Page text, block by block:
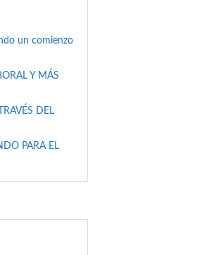
un comienzo
Y MÁS
DEL
PARA EL